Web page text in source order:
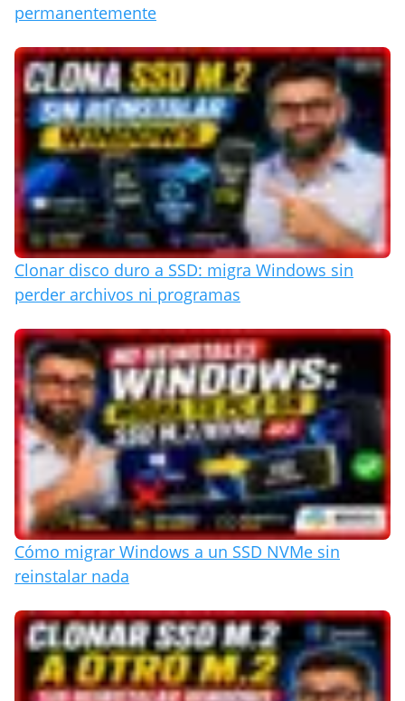
permanentemente
Clonar disco duro a SSD: migra Windows sin
perder archivos ni programas
Cómo migrar Windows a un SSD NVMe sin
reinstalar nada